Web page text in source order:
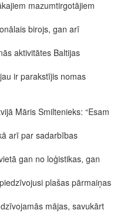
mazumtirgotājiem
birojs, gan arī
aktivitātes Baltijas
ir parakstījis nomas
Māris Smiltenieks: “Esam
arī par sadarbības
gan no loģistikas, gan
plašas pārmaiņas
mājas, savukārt